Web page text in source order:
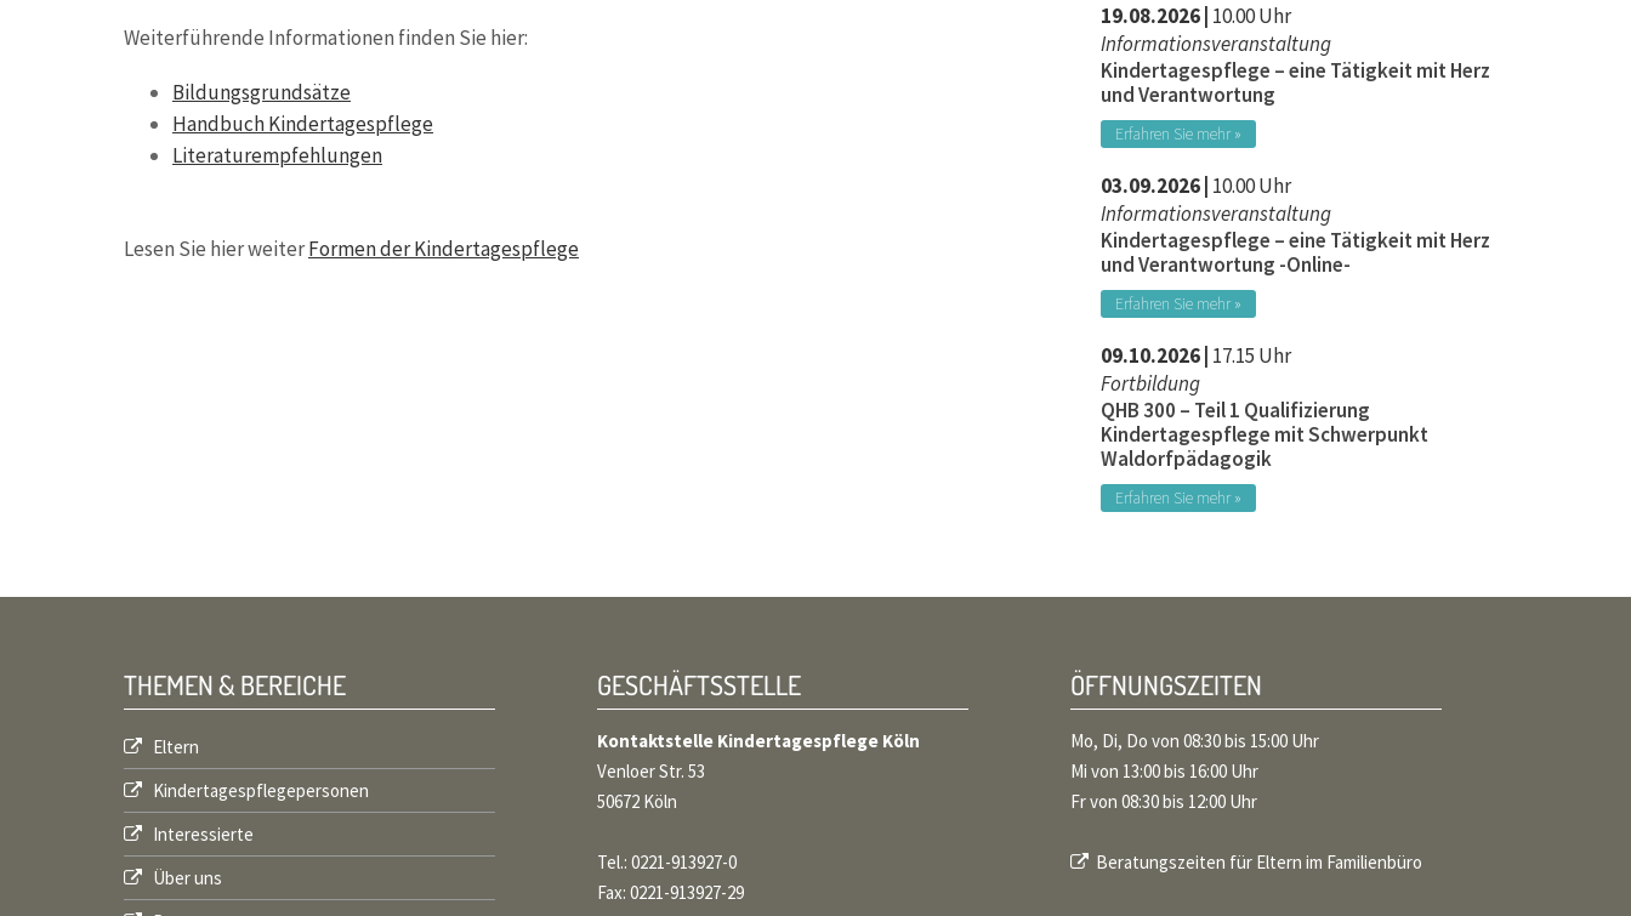
Weiterführende Informationen finden Sie hier:
Bildungsgrundsätze
Handbuch Kindertagespflege
Literaturempfehlungen
Lesen Sie hier weiterFormen der Kindertagespflege
19.08.2026 | 10.00 Uhr
Informationsveranstaltung
Kindertagespflege – eine Tätigkeit mit Herz
und Verantwortung
Erfahren Sie mehr »
03.09.2026 | 10.00 Uhr
Informationsveranstaltung
Kindertagespflege – eine Tätigkeit mit Herz
und Verantwortung -Online-
Erfahren Sie mehr »
09.10.2026 | 17.15 Uhr
Fortbildung
QHB 300 – Teil 1 Qualifizierung
Kindertagespflege mit Schwerpunkt
Waldorfpädagogik
Erfahren Sie mehr »
THEMEN & BEREICHE
Eltern
Kindertagespflegepersonen
Interessierte
Über uns
GESCHÄFTSSTELLE
Kontaktstelle Kindertagespflege Köln
Venloer Str. 53
50672 Köln
Tel.: 0221-913927-0
Fax: 0221-913927-29
ÖFFNUNGSZEITEN
Mo, Di, Do von 08:30 bis 15:00 Uhr
Mi von 13:00 bis 16:00 Uhr
Fr von 08:30 bis 12:00 Uhr
Beratungszeiten für Eltern im Familienbüro